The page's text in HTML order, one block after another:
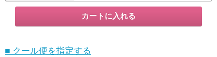
■ クール便を指定する